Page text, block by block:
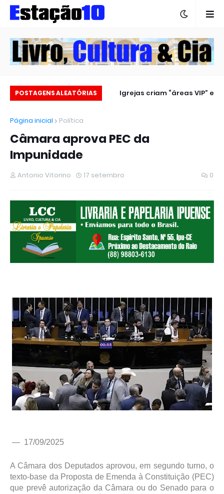
POSTAGENS ALEATÓRIAS
Igrejas criam “áreas VIP” e
10 no carnaval 2025
Página inicial Política
Câmara aprova PEC da
Impunidade
Antonio Vitorino 17 setembro 0
— 17/09/2025
A Câmara dos Deputados aprovou, em segundo turno, o
texto-base da Proposta de Emenda à Constituição (PEC)
que prevê autorização da Câmara ou do Senado para o